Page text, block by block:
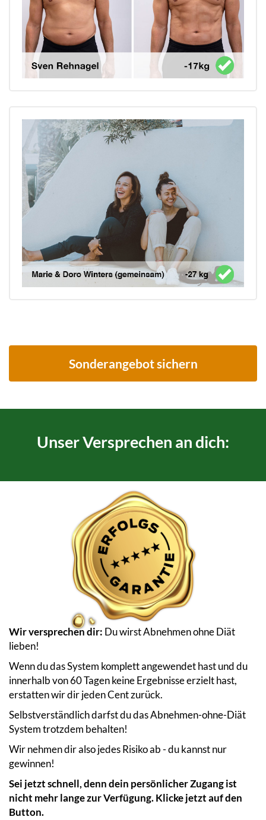
Sonderangebot sichern
Unser Versprechen an dich:
Wir versprechen dir: Du wirst Abnehmen ohne Diät
lieben!
Wenn du das System komplett angewendet hast und du
innerhalb von 60 Tagen keine Ergebnisse erzielt hast,
erstatten wir dir jeden Cent zurück.
Selbstverständlich darfst du das Abnehmen-ohne-Diät
System trotzdem behalten!
Wir nehmen dir also jedes Risiko ab - du kannst nur
gewinnen!
Sei jetzt schnell, denn dein persönlicher Zugang ist
nicht mehr lange zur Verfügung. Klicke jetzt auf den
Button.